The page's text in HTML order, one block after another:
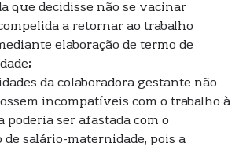
que decidisse não se vacinar
a retornar ao trabalho
elaboração de termo de
da colaboradora gestante não
incompatíveis com o trabalho à
poderia ser afastada com o
de salário-maternidade, pois a